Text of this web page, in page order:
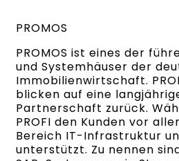
PROMOS
PROMOS ist eines der
und Systemhäuser der
Immobilienwirtschaft.
blicken auf eine
Partnerschaft zurück.
PROFI den Kunden vor
Bereich IT-Infrastruktur
unterstützt. Zu nennen